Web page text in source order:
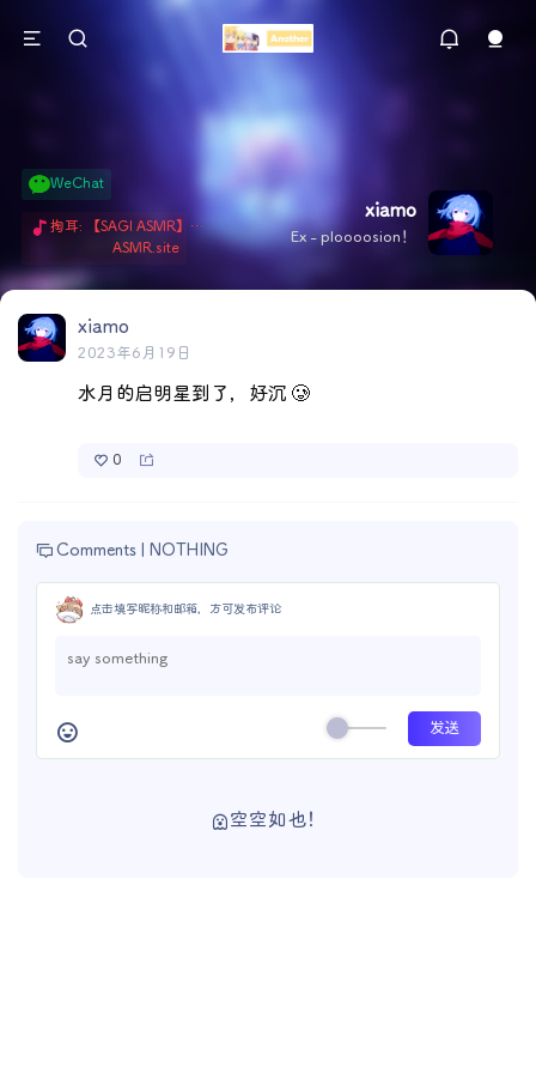
xiamo
Ex - ploooosion！
WeChat
掏耳: 【SAGI ASMR】今天就由阿米娅给博士掏耳吧「耳勺x鹅毛棒x吹气」 Hi-Res无损助眠 + 单刷: ASMR 精选4.0｜ 陪伴天花板 ✦扶扶の温柔哄睡 ✦ 顶级道具和语气词的交融 ✦ 扶桑大红花、
ASMR.site
xiamo
2023年6月19日
水月的启明星到了，好沉 🥲
0
Comments | NOTHING
点击填写昵称和邮箱，方可发布评论
空空如也！